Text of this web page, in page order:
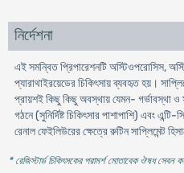
নির্দেশনা
এই সমন্বিত প্রিপারেশনটি অস্টিওপরোসিস,
প্যারাথাইরয়েডের চিকিৎসায় ব্যবহৃত হয়।
প্রায়শই কিছু কিছু অবস্থায় যেমন- গর্ভাবস্থা
গঠনে (সুনির্দিষ্ট চিকিৎসার পাশাপাশি) এবং
রেনাল ফেইলিউরের ক্ষেত্রে রুটিন সাপ্লিমেন্ট
* রেজিস্টার্ড চিকিৎসকের পরামর্শ মোতাবেক ঔষধ সেবন